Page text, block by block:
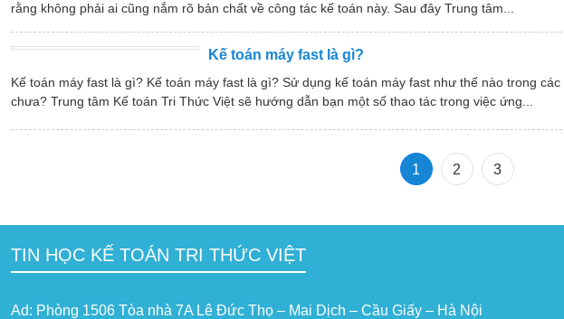
rằng không phải ai cũng nắm rõ bản chất về công tác kế toán này. Sau đây Trung tâm...
Kế toán máy fast là gì?
Kế toán máy fast là gì? Kế toán máy fast là gì? Sử dụng kế toán máy fast như thế nào trong
chưa? Trung tâm Kế toán Tri Thức Việt sẽ hướng dẫn bạn một số thao tác trong việc ứng...
1 2 3
TIN HỌC KẾ TOÁN TRI THỨC VIỆT
Ad: Phòng 1506 Tòa nhà 7A Lê Đức Thọ – Mai Dịch – Cầu Giấy – Hà Nội